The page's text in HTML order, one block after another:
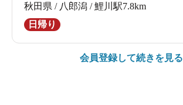
秋田県 / 八郎潟 / 鯉川駅7.8km
日帰り
会員登録して続きを見る